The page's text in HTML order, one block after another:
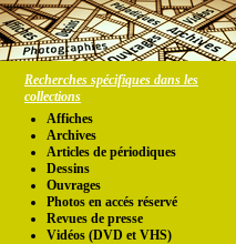
Recherches spécifiques dans les
collections
Affiches
Archives
Articles de périodiques
Dessins
Ouvrages
Photos en accés réservé
Revues de presse
Vidéos (DVD et VHS)